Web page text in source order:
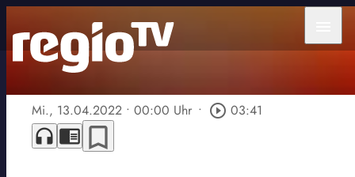
Mi., 13.04.2022 • 00:00 Uhr • play_circle_outline 03:41
headphones chrome_reader_mode bookmark_border